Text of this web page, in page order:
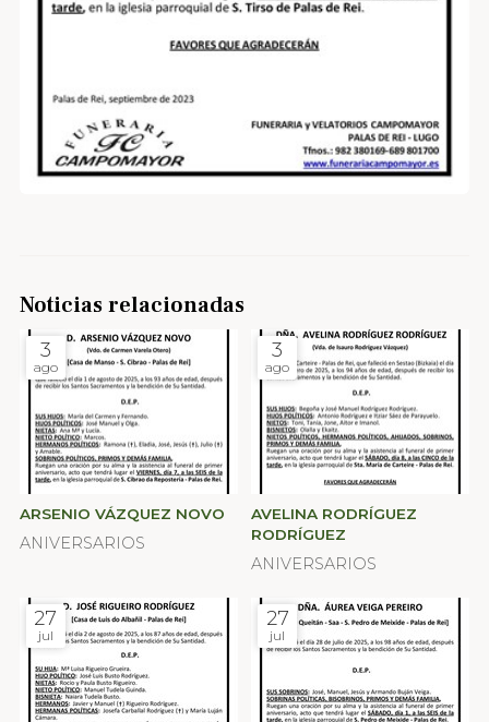
Noticias relacionadas
3
ago
ARSENIO VÁZQUEZ NOVO
ANIVERSARIOS
3
ago
AVELINA RODRÍGUEZ
RODRÍGUEZ
ANIVERSARIOS
27
jul
27
jul